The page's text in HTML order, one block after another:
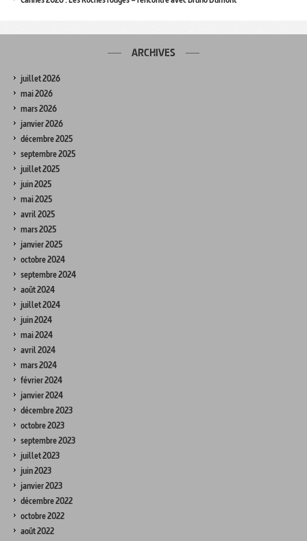
ARCHIVES
juillet 2026
mai 2026
mars 2026
janvier 2026
décembre 2025
septembre 2025
juillet 2025
juin 2025
mai 2025
avril 2025
mars 2025
janvier 2025
octobre 2024
septembre 2024
août 2024
juillet 2024
juin 2024
mai 2024
avril 2024
mars 2024
février 2024
janvier 2024
décembre 2023
octobre 2023
septembre 2023
juillet 2023
juin 2023
janvier 2023
décembre 2022
octobre 2022
août 2022